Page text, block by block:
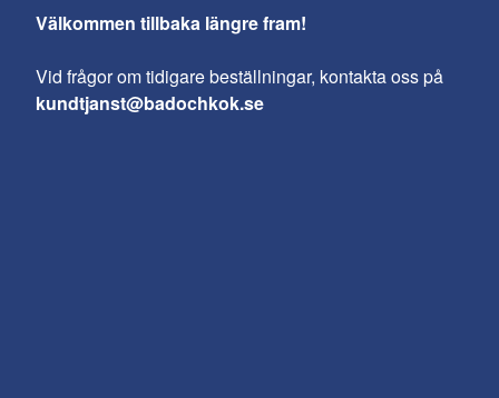
Välkommen tillbaka längre fram!
Vid frågor om tidigare beställningar, kontakta oss på
kundtjanst@badochkok.se